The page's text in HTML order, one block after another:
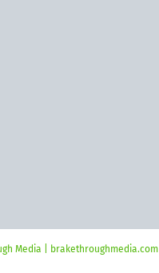
Media | brakethroughmedia.com